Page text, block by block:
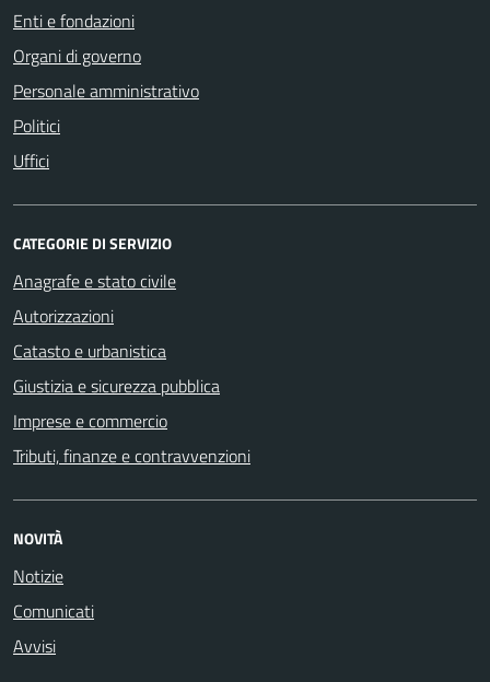
Enti e fondazioni
Organi di governo
Personale amministrativo
Politici
Uffici
CATEGORIE DI SERVIZIO
Anagrafe e stato civile
Autorizzazioni
Catasto e urbanistica
Giustizia e sicurezza pubblica
Imprese e commercio
Tributi, finanze e contravvenzioni
NOVITÀ
Notizie
Comunicati
Avvisi